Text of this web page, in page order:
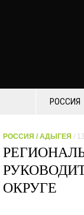
РОССИЯ
РОССИЯ /АДЫГЕЯ /
ОКРУГЕ⠀